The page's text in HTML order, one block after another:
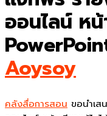
ออนไลน์ หน้
Aoysoy
คลังสื่อการสอน ขอนำเส